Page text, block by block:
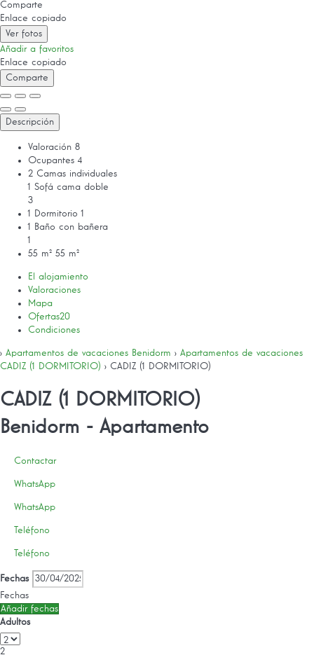
Comparte
Enlace copiado
Ver fotos
Añadir a favoritos
Enlace copiado
Comparte
Descripción
Valoración 8
Ocupantes 4
2 Camas individuales
1 Sofá cama doble
3
1 Dormitorio 1
1 Baño con bañera
1
55 m² 55 m²
El alojamiento
Valoraciones
Mapa
Ofertas20
Condiciones
› Apartamentos de vacaciones Benidorm › Apartamentos de vacaciones
CADIZ (1 DORMITORIO) › CADIZ (1 DORMITORIO)
CADIZ (1 DORMITORIO)
Benidorm - Apartamento
Contactar
WhatsApp
WhatsApp
Teléfono
Teléfono
Fechas
Fechas
Añadir fechas
Adultos
2